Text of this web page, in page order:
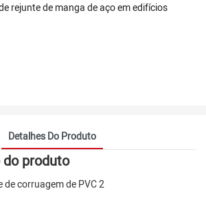
rejunte de manga de aço em edifícios
Detalhes Do Produto
produto